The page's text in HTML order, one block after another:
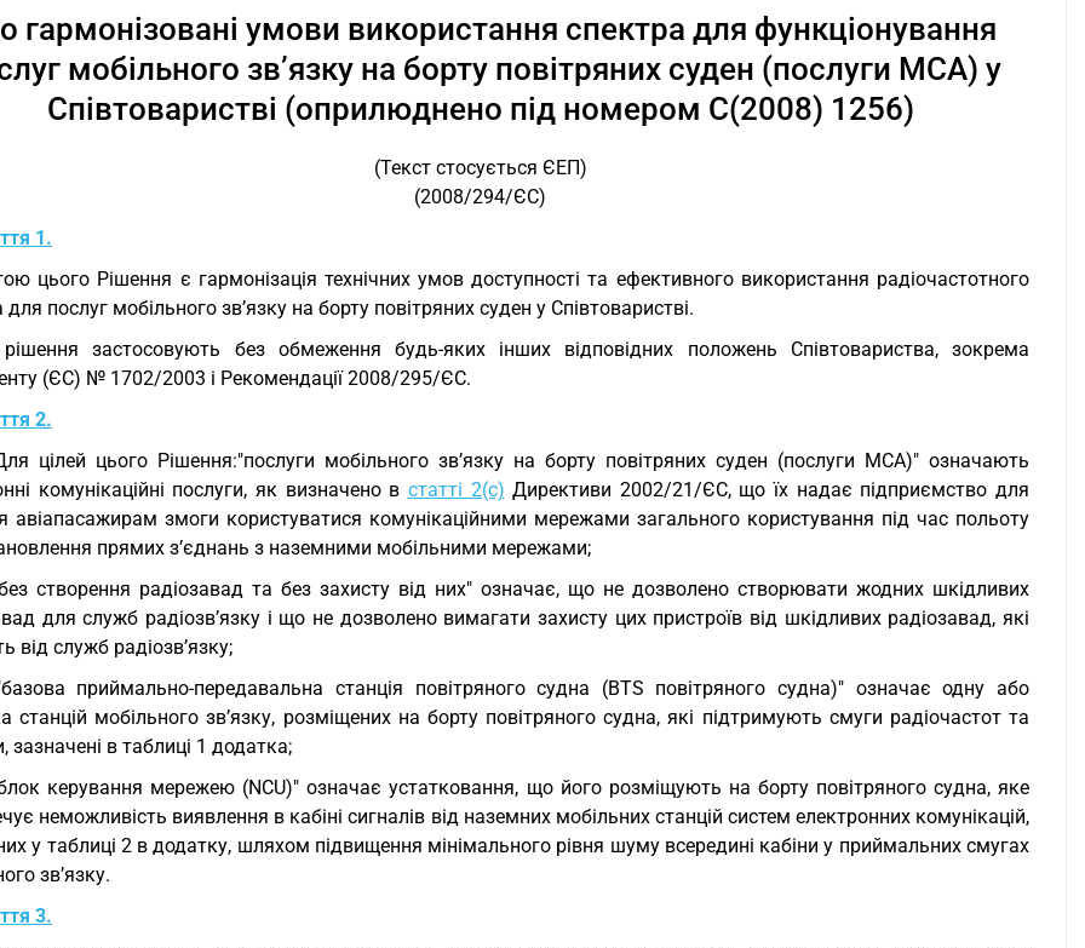
гармонізовані умови використання спектра для функціонування
мобільного зв’язку на борту повітряних суден (послуги MCA) у
Співтоваристві (оприлюднено під номером C(2008) 1256)
(Текст стосується ЄЕП)
(2008/294/ЄС)
1.
цього Рішення є гармонізація технічних умов доступності та ефективного використання радіочастотного
для послуг мобільного зв’язку на борту повітряних суден у Співтоваристві.
застосовують без обмеження будь-яких інших відповідних положень Співтовариства, зокрема
(ЄС) № 1702/2003 і Рекомендації 2008/295/ЄС.
2.
цілей цього Рішення:"послуги мобільного зв’язку на борту повітряних суден (послуги MCA)" означають
комунікаційні послуги, як визначено в статті 2(с) Директиви 2002/21/ЄС, що їх надає підприємство для
авіапасажирам змоги користуватися комунікаційними мережами загального користування під час польоту
прямих з’єднань з наземними мобільними мережами;
створення радіозавад та без захисту від них" означає, що не дозволено створювати жодних шкідливих
для служб радіозв’язку і що не дозволено вимагати захисту цих пристроїв від шкідливих радіозавад, які
від служб радіозв’язку;
приймально-передавальна станція повітряного судна (BTS повітряного судна)" означає одну або
станцій мобільного зв’язку, розміщених на борту повітряного судна, які підтримують смуги радіочастот та
зазначені в таблиці 1 додатка;
керування мережею (NCU)" означає устатковання, що його розміщують на борту повітряного судна, яке
неможливість виявлення в кабіні сигналів від наземних мобільних станцій систем електронних комунікацій,
у таблиці 2 в додатку, шляхом підвищення мінімального рівня шуму всередині кабіни у приймальних смугах
зв’язку.
3.